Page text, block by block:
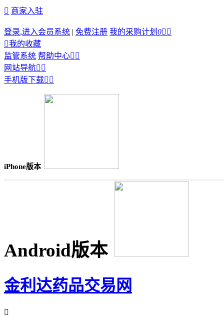
 商家入驻
登录,进入会员系统 | 免费注册 我的采购计划 0 
我的收藏
监管系统 帮助中心 
网站导航 
手机版下载 
iPhone版本
Android版本
金利达药品交易网
